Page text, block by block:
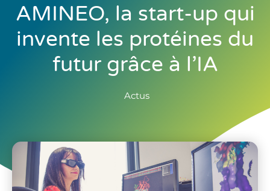
AMINEO, la start-up qui
invente les protéines du
futur grâce à l’IA
Actus